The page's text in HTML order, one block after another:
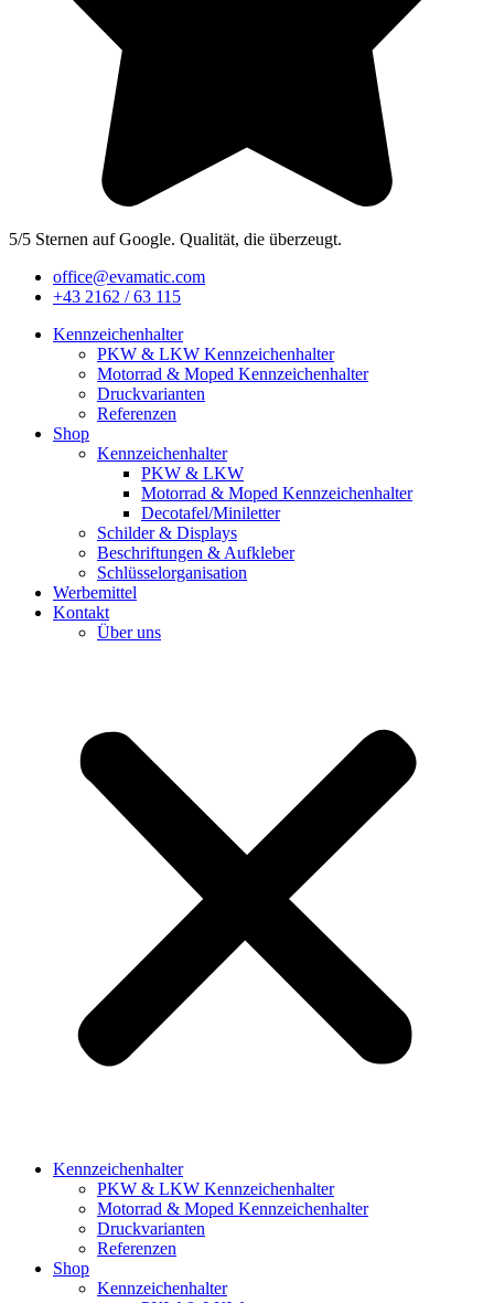
5/5 Sternen auf Google. Qualität, die überzeugt.
office@evamatic.com
+43 2162 / 63 115
Kennzeichenhalter
PKW & LKW Kennzeichenhalter
Motorrad & Moped Kennzeichenhalter
Druckvarianten
Referenzen
Shop
Kennzeichenhalter
PKW & LKW
Motorrad & Moped Kennzeichenhalter
Decotafel/Miniletter
Schilder & Displays
Beschriftungen & Aufkleber
Schlüsselorganisation
Werbemittel
Kontakt
Über uns
Kennzeichenhalter
PKW & LKW Kennzeichenhalter
Motorrad & Moped Kennzeichenhalter
Druckvarianten
Referenzen
Shop
Kennzeichenhalter